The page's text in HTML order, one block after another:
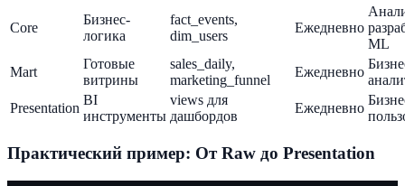
Core
Бизнес-
логика
fact_events,
dim_users
Ежедневно
ML
Mart
Готовые
витрины
sales_daily,
marketing_funnel
Ежедневно
Presentation
BI
инструменты
views для
дашбордов
Ежедневно
Практический пример: От Raw до Presentation